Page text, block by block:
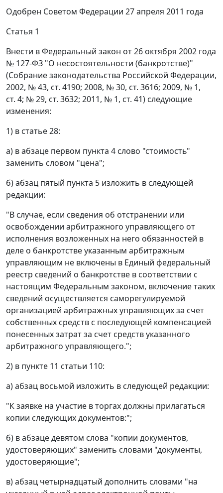
Одобрен Советом Федерации 27 апреля 2011 года
Статья 1
Внести в Федеральный закон от 26 октября 2002 года
№ 127-ФЗ "О несостоятельности (банкротстве)"
(Собрание законодательства Российской Федерации,
2002, № 43, ст. 4190; 2008, № 30, ст. 3616; 2009, № 1,
ст. 4; № 29, ст. 3632; 2011, № 1, ст. 41) следующие
изменения:
1) в статье 28:
а) в абзаце первом пункта 4 слово "стоимость"
заменить словом "цена";
б) абзац пятый пункта 5 изложить в следующей
редакции:
"В случае, если сведения об отстранении или
освобождении арбитражного управляющего от
исполнения возложенных на него обязанностей в
деле о банкротстве указанным арбитражным
управляющим не включены в Единый федеральный
реестр сведений о банкротстве в соответствии с
настоящим Федеральным законом, включение таких
сведений осуществляется саморегулируемой
организацией арбитражных управляющих за счет
собственных средств с последующей компенсацией
понесенных затрат за счет средств указанного
арбитражного управляющего.";
2) в пункте 11 статьи 110:
а) абзац восьмой изложить в следующей редакции:
"К заявке на участие в торгах должны прилагаться
копии следующих документов:";
б) в абзаце девятом слова "копии документов,
удостоверяющих" заменить словами "документы,
удостоверяющие";
в) абзац четырнадцатый дополнить словами "на